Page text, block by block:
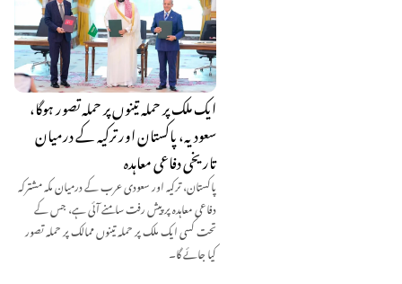
ایک ملک پر حملہ تینوں پر حملہ تصور ہوگا،
سعودیہ، پاکستان اور ترکیہ کے درمیان
تاریخی دفاعی معاہدہ
پاکستان، ترکیہ اور سعودی عرب کے درمیان مکہ مشترکہ
دفاعی معاہدہ پر پیش رفت سامنے آئی ہے، جس کے
تحت کسی ایک ملک پر حملہ تینوں ممالک پر حملہ تصور
کیا جائے گا۔